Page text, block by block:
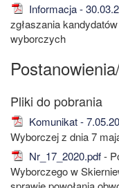
Informacja -
zgłaszania
wyborczych
Komunikat -
Wyborczej z dnia 7
Nr_17_2020.pdf-
Wyborczego w